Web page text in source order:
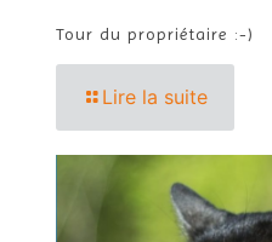
Tour du propriétaire :-)
Lire la suite